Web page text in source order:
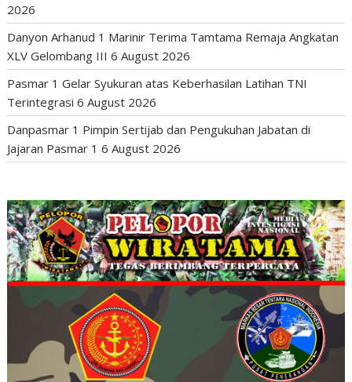
2026
Danyon Arhanud 1 Marinir Terima Tamtama Remaja Angkatan
XLV Gelombang III 6 August 2026
Pasmar 1 Gelar Syukuran atas Keberhasilan Latihan TNI
Terintegrasi 6 August 2026
Danpasmar 1 Pimpin Sertijab dan Pengukuhan Jabatan di
Jajaran Pasmar 1 6 August 2026